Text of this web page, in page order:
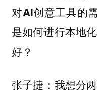
对AI创意工具的
是如何进行本地
好？
张子捷 ：我想分